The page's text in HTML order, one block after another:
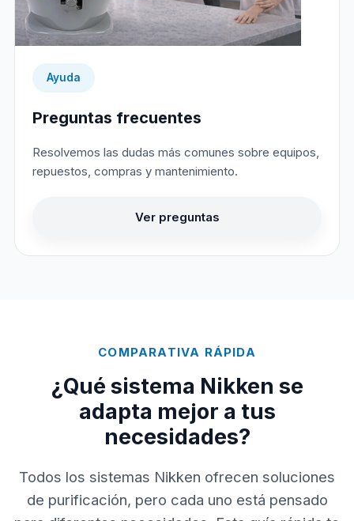
Ayuda
Preguntas frecuentes
Resolvemos las dudas más comunes sobre equipos,
repuestos, compras y mantenimiento.
Ver preguntas
COMPARATIVA RÁPIDA
¿Qué sistema Nikken se
adapta mejor a tus
necesidades?
Todos los sistemas Nikken ofrecen soluciones
de purificación, pero cada uno está pensado